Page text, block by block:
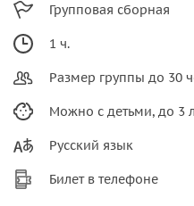
Групповая сборная
1 ч.
Размер группы до 30
Можно с детьми, до 3
Русский язык
Билет в телефоне